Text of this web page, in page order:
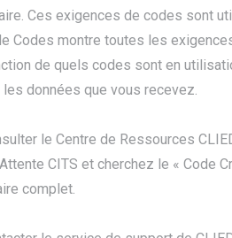
Ces exigences de codes sont
Codes montre toutes les
de quels codes sont en
données que vous recevez.
le Centre de Ressources
CITS et cherchez le « Code
complet.